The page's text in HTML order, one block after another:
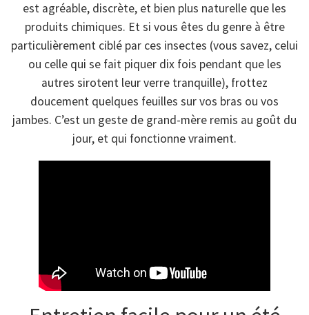
est agréable, discrète, et bien plus naturelle que les
produits chimiques. Et si vous êtes du genre à être
particulièrement ciblé par ces insectes (vous savez, celui
ou celle qui se fait piquer dix fois pendant que les
autres sirotent leur verre tranquille), frottez
doucement quelques feuilles sur vos bras ou vos
jambes. C’est un geste de grand-mère remis au goût du
jour, et qui fonctionne vraiment.